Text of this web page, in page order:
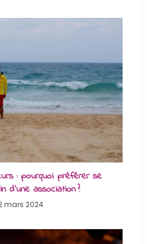
: pourquoi préférer se
d’une association ?
mars 2024